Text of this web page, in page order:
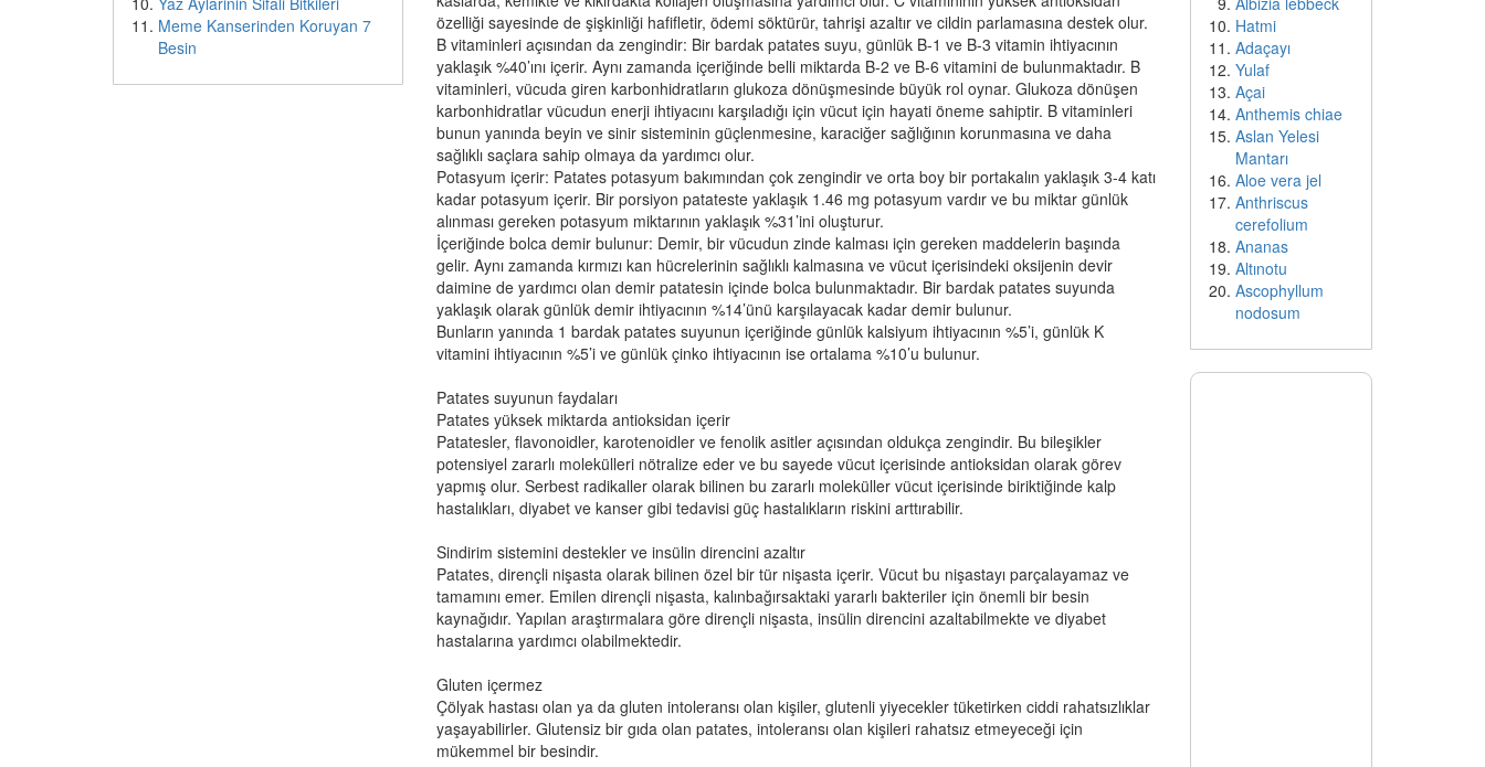
Meme Kanserinden Koruyan 7
Besin
özelliği sayesinde de şişkinliği hafifletir, ödemi söktürür, tahrişi azaltır ve cildin parlamasına destek olur.
B vitaminleri açısından da zengindir: Bir bardak patates suyu, günlük B-1 ve B-3 vitamin ihtiyacının
yaklaşık %40’ını içerir. Aynı zamanda içeriğinde belli miktarda B-2 ve B-6 vitamini de bulunmaktadır. B
vitaminleri, vücuda giren karbonhidratların glukoza dönüşmesinde büyük rol oynar. Glukoza dönüşen
karbonhidratlar vücudun enerji ihtiyacını karşıladığı için vücut için hayati öneme sahiptir. B vitaminleri
bunun yanında beyin ve sinir sisteminin güçlenmesine, karaciğer sağlığının korunmasına ve daha
sağlıklı saçlara sahip olmaya da yardımcı olur.
Potasyum içerir: Patates potasyum bakımından çok zengindir ve orta boy bir portakalın yaklaşık 3-4 katı
kadar potasyum içerir. Bir porsiyon patateste yaklaşık 1.46 mg potasyum vardır ve bu miktar günlük
alınması gereken potasyum miktarının yaklaşık %31’ini oluşturur.
İçeriğinde bolca demir bulunur: Demir, bir vücudun zinde kalması için gereken maddelerin başında
gelir. Aynı zamanda kırmızı kan hücrelerinin sağlıklı kalmasına ve vücut içerisindeki oksijenin devir
daimine de yardımcı olan demir patatesin içinde bolca bulunmaktadır. Bir bardak patates suyunda
yaklaşık olarak günlük demir ihtiyacının %14’ünü karşılayacak kadar demir bulunur.
Bunların yanında 1 bardak patates suyunun içeriğinde günlük kalsiyum ihtiyacının %5’i, günlük K
vitamini ihtiyacının %5’i ve günlük çinko ihtiyacının ise ortalama %10’u bulunur.
Patates suyunun faydaları
Patates yüksek miktarda antioksidan içerir
Patatesler, flavonoidler, karotenoidler ve fenolik asitler açısından oldukça zengindir. Bu bileşikler
potensiyel zararlı molekülleri nötralize eder ve bu sayede vücut içerisinde antioksidan olarak görev
yapmış olur. Serbest radikaller olarak bilinen bu zararlı moleküller vücut içerisinde biriktiğinde kalp
hastalıkları, diyabet ve kanser gibi tedavisi güç hastalıkların riskini arttırabilir.
Sindirim sistemini destekler ve insülin direncini azaltır
Patates, dirençli nişasta olarak bilinen özel bir tür nişasta içerir. Vücut bu nişastayı parçalayamaz ve
tamamını emer. Emilen dirençli nişasta, kalınbağırsaktaki yararlı bakteriler için önemli bir besin
kaynağıdır. Yapılan araştırmalara göre dirençli nişasta, insülin direncini azaltabilmekte ve diyabet
hastalarına yardımcı olabilmektedir.
Gluten içermez
Çölyak hastası olan ya da gluten intoleransı olan kişiler, glutenli yiyecekler tüketirken ciddi rahatsızlıklar
yaşayabilirler. Glutensiz bir gıda olan patates, intoleransı olan kişileri rahatsız etmeyeceği için
mükemmel bir besindir.
Hatmi
Adaçayı
Yulaf
Açai
Anthemis chiae
Aslan Yelesi
Mantarı
Aloe vera jel
Anthriscus
cerefolium
Ananas
Altınotu
Ascophyllum
nodosum